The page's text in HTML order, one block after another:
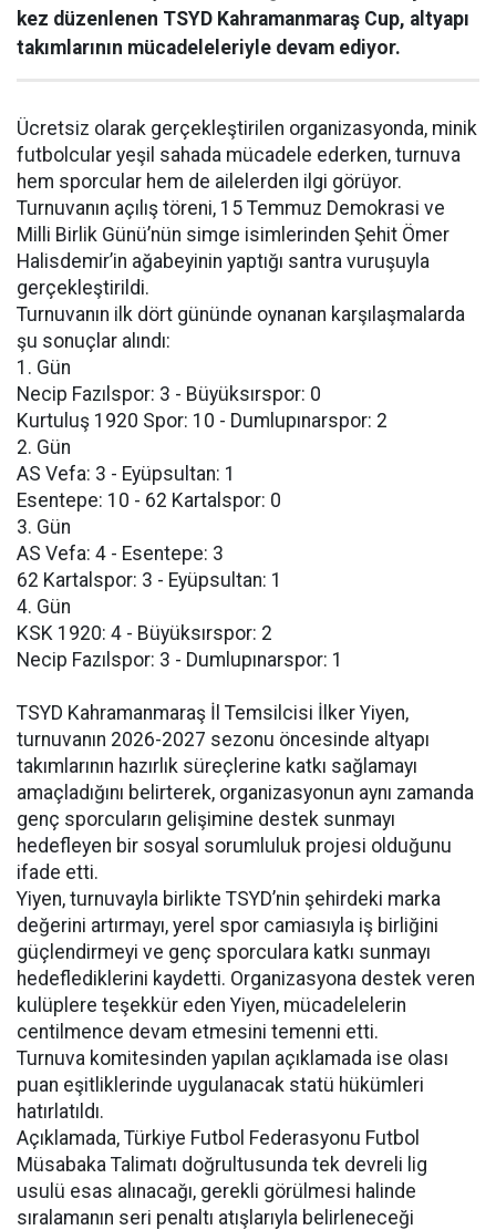
kez düzenlenen TSYD Kahramanmaraş Cup, altyapı
takımlarının mücadeleleriyle devam ediyor.
Ücretsiz olarak gerçekleştirilen organizasyonda, minik
futbolcular yeşil sahada mücadele ederken, turnuva
hem sporcular hem de ailelerden ilgi görüyor.
Turnuvanın açılış töreni, 15 Temmuz Demokrasi ve
Milli Birlik Günü’nün simge isimlerinden Şehit Ömer
Halisdemir’in ağabeyinin yaptığı santra vuruşuyla
gerçekleştirildi.
Turnuvanın ilk dört gününde oynanan karşılaşmalarda
şu sonuçlar alındı:
1. Gün
Necip Fazılspor: 3 - Büyüksırspor: 0
Kurtuluş 1920 Spor: 10 - Dumlupınarspor: 2
2. Gün
AS Vefa: 3 - Eyüpsultan: 1
Esentepe: 10 - 62 Kartalspor: 0
3. Gün
AS Vefa: 4 - Esentepe: 3
62 Kartalspor: 3 - Eyüpsultan: 1
4. Gün
KSK 1920: 4 - Büyüksırspor: 2
Necip Fazılspor: 3 - Dumlupınarspor: 1
TSYD Kahramanmaraş İl Temsilcisi İlker Yiyen,
turnuvanın 2026-2027 sezonu öncesinde altyapı
takımlarının hazırlık süreçlerine katkı sağlamayı
amaçladığını belirterek, organizasyonun aynı zamanda
genç sporcuların gelişimine destek sunmayı
hedefleyen bir sosyal sorumluluk projesi olduğunu
ifade etti.
Yiyen, turnuvayla birlikte TSYD’nin şehirdeki marka
değerini artırmayı, yerel spor camiasıyla iş birliğini
güçlendirmeyi ve genç sporculara katkı sunmayı
hedeflediklerini kaydetti. Organizasyona destek veren
kulüplere teşekkür eden Yiyen, mücadelelerin
centilmence devam etmesini temenni etti.
Turnuva komitesinden yapılan açıklamada ise olası
puan eşitliklerinde uygulanacak statü hükümleri
hatırlatıldı.
Açıklamada, Türkiye Futbol Federasyonu Futbol
Müsabaka Talimatı doğrultusunda tek devreli lig
usulü esas alınacağı, gerekli görülmesi halinde
sıralamanın seri penaltı atışlarıyla belirleneceği